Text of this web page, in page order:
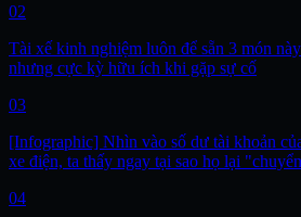
02
Tài xế kinh nghiệm luôn để sẵn 3 món
nhưng cực kỳ hữu ích khi gặp sự cố
03
[Infographic] Nhìn vào số dư tài khoản
xe điện, ta thấy ngay tại sao họ lại
04